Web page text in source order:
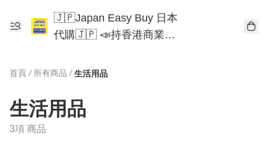
🇯🇵Japan Easy Buy 日本
代購🇯🇵 📣持香港商業登
Mofusand
首頁 / 所有商品 / 生活用品
生活用品
3項 商品